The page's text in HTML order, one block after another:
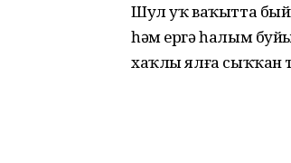
Шул уҡ ваҡытта
һәм ергә һалым
хаҡлы ялға сыҡҡан